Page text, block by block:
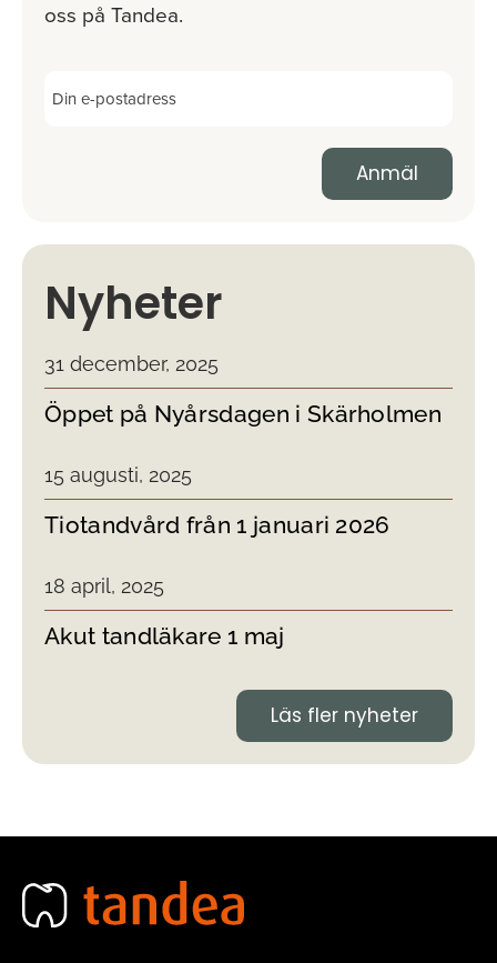
oss på Tandea.
Nyheter
31 december, 2025
Öppet på Nyårsdagen i Skärholmen
15 augusti, 2025
Tiotandvård från 1 januari 2026
18 april, 2025
Akut tandläkare 1 maj
Läs fler nyheter